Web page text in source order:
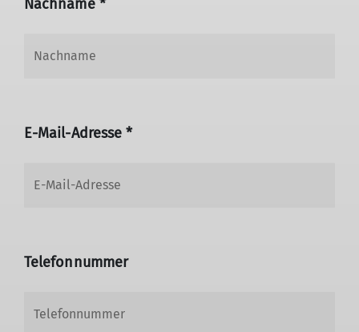
Nachname *
E-Mail-Adresse *
Telefonnummer